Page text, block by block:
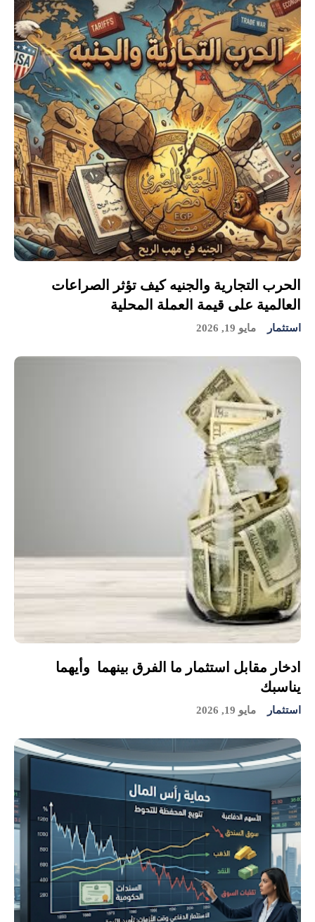
الحرب التجارية والجنيه كيف تؤثر الصراعات
العالمية على قيمة العملة المحلية
استثمار مايو 19, 2026
ادخار مقابل استثمار ما الفرق بينهما وأيهما
يناسبك
استثمار مايو 19, 2026